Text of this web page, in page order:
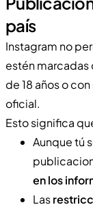
país
Instagram no
estén marcadas
de 18 años o
oficial.
Esto significa
Aunque tú
en los
Las